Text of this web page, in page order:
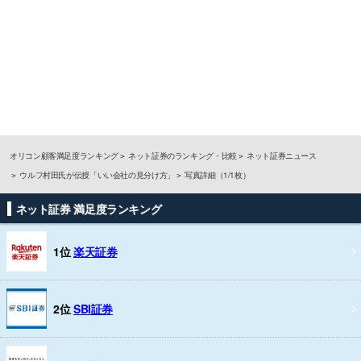
オリコン顧客満足度ランキング ネット証券のランキング・比較
ネット証券ニュース
ウルフ村田氏が伝授「いい会社の見分け方」
写真詳細（1/1枚）
ネット証券 満足度ランキング
1位楽天証券
2位SBI証券